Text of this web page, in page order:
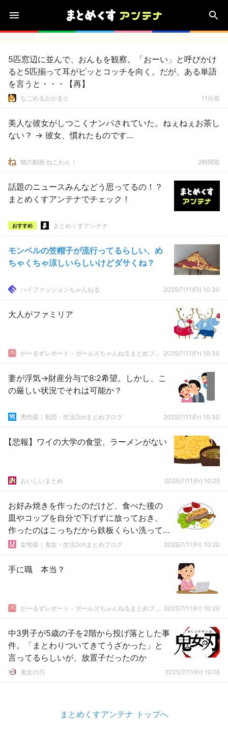
5匹窓辺に並んで、おんもを観察。「おーい」と呼びかけ
ると5匹揃って耳がピッとコッチを向く。だが、ある単語
を言うと・・・【再】
なごめるおかると 11分前
美人な彼女がしつこくナンパされていた。ねぇねぇお茶し
ない？ → 彼女、慣れたものです…
猫の動画 ねこわん！ 2時間前
話題のニュースみんなどう思ってるの！？
まとめくすアンテナでチェック！
おすすめ まとめくすアンテナ
モンベルの笠帽子が流行ってるらしい、め
ちゃくちゃ涼しいらしいけどダサくね？
ハイファッションちゃんねる 2025/7/11(Fr) 10:30
大人がファミリア
がーるずレポート - ガールズちゃんねるまとめブログ 2025/7/11(Fr) 10:30
妻が浮気→財産分与で8:2希望。しかし、こ
の厳しい状況でそれは可能か？
男性様｜気団・生活2chまとめブログ 2025/7/11(Fr) 10:30
【悲報】ワイの大学の食堂、ラーメンがない
おいしいまとめ 2025/7/11(Fr) 10:25
お好み焼きを作ったのだけど、食べた後の
皿やコップを自分で下げずに放っておき、
作ったのはこっちだから鉄板くらい洗って
ほしいって大きく愚痴ったら…
女性様｜鬼女・生活2chまとめブログ 2025/7/11(Fr) 10:20
手に職 本当？
がーるずレポート - ガールズちゃんねるまとめブログ 2025/7/11(Fr) 10:20
中3男子が5歳の子を2階から投げ落とした事
件。「まとわりついてきてうざかった」と
言ってるらしいが、放置子だったのか
鬼女の刃 2025/7/11(Fr) 10:16
まとめくすアンテナ トップへ